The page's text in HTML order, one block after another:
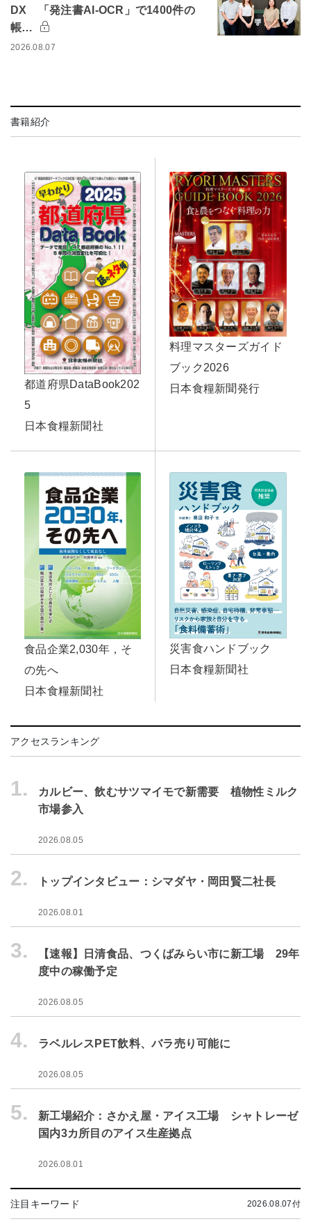
DX 「発注書AI-OCR」で1400件の
帳…
2026.08.07
書籍紹介
都道府県DataBook202
5
日本食糧新聞社
料理マスターズガイド
ブック2026
日本食糧新聞発行
食品企業2,030年，そ
の先へ
日本食糧新聞社
災害食ハンドブック
日本食糧新聞社
アクセスランキング
1.
カルビー、飲むサツマイモで新需要 植物性ミルク
市場参入
2026.08.05
2. トップインタビュー：シマダヤ・岡田賢二社長
2026.08.01
3.
【速報】日清食品、つくばみらい市に新工場 29年
度中の稼働予定
2026.08.05
4. ラベルレスPET飲料、バラ売り可能に
2026.08.05
5.
新工場紹介：さかえ屋・アイス工場 シャトレーゼ
国内3カ所目のアイス生産拠点
2026.08.01
注目キーワード 2026.08.07付